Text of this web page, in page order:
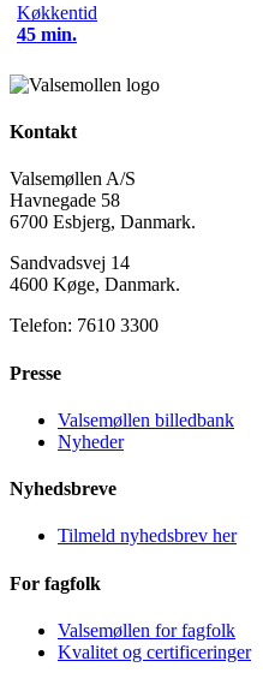
Køkkentid
45 min.
Kontakt
Valsemøllen A/S
Havnegade 58
6700 Esbjerg, Danmark.
Sandvadsvej 14
4600 Køge, Danmark.
Telefon: 7610 3300
Presse
Valsemøllen billedbank
Nyheder
Nyhedsbreve
Tilmeld nyhedsbrev her
For fagfolk
Valsemøllen for fagfolk
Kvalitet og certificeringer